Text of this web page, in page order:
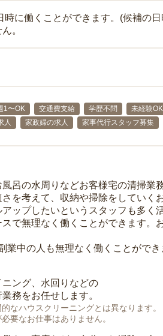
に働くことができます。(候補の
。
1〜OK 交通費支給 学歴不問 未経験OK
人 家政婦の求人 家事代行スタッフ募集
呂の水周りなどお客様宅の清掃業務
を考えて、収納や掃除をしていく
ップしたいというスタッフも多く
で無理なく働くことができます。
中の人も無理なく働くことができ
ング、水回りなどの
務をお任せします。
なハウスクリーニングとは異なります。
要なお仕事はありません。